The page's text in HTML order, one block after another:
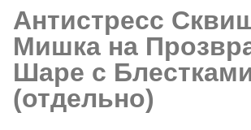
Антистресс
Мишка на
Шаре с
(отдельно)